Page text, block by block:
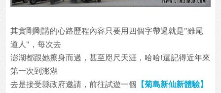
其實剛剛講的心路歷程內容只要用四個字帶過就是"雖尾
道人"，每次去
澎湖都跟她擦身而過，甚至咫尺天涯，哈哈!還記得近年來
第一次到澎湖
去是接受縣政府邀請，前往試遊一個
【菊島新仙新體驗】